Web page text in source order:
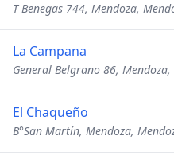
T Benegas 744, Mendoza,
La Campana
General Belgrano 86,
El Chaqueño
B°San Martín, Mendoza,